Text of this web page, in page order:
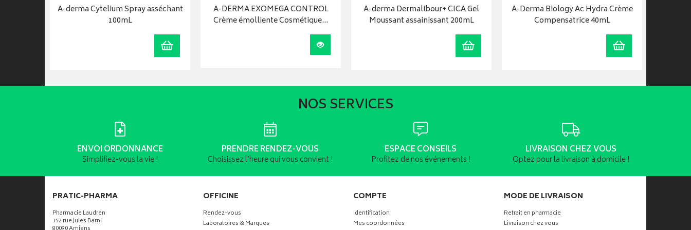
A-derma Cytelium Spray asséchant
100mL
Ajouter au panier
A-DERMA EXOMEGA CONTROL
Crème émolliente Cosmétique…
Visualiser
A-derma Dermalibour+ CICA Gel
Moussant assainissant 200mL
Ajouter au panier
A-Derma Biology Ac Hydra Crème
Compensatrice 40mL
Ajouter au panier
NOS SERVICES
ENVOI ORDONNANCE
Simplifiez-vous la vie !
PRENDRE RENDEZ-VOUS
Choisissez l’heure qui vous convient !
ESPACE CONSEILS
Profitez de nos événements !
LIVRAISON CHEZ VOUS
Optez pour la livraison à domicile !
PRATIC-PHARMA
Pharmacie Laudren
152 rue Jules Barni
OFFICINE
Rendez-vous
Laboratoires & Marques
COMPTE
Identification
Mes coordonnées
MODE DE LIVRAISON
Retrait en pharmacie
Livraison chez vous